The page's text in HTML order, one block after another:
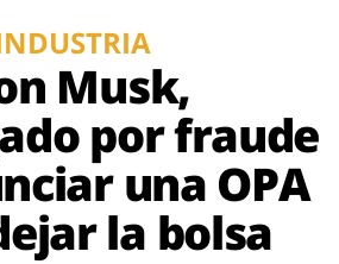
Musk,
por fraude
una OPA
la bolsa